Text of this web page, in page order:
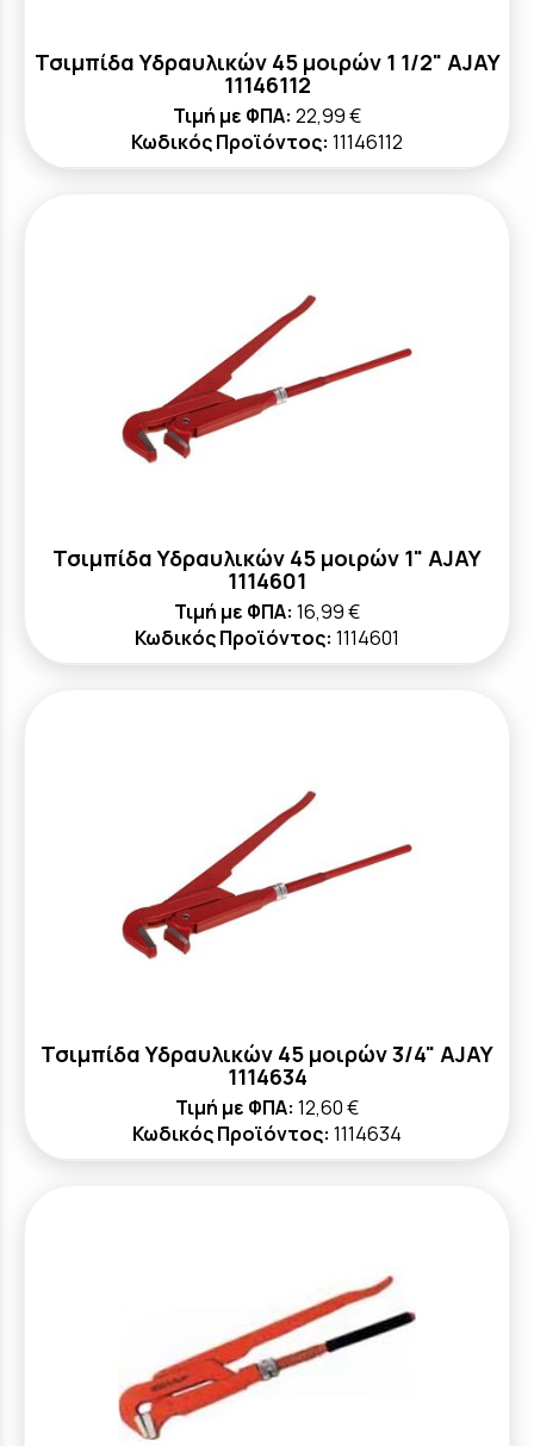
Τσιμπίδα Υδραυλικών 45 μοιρών 1 1/2" AJAY
11146112
Τιμή με ΦΠΑ: 22,99 €
Κωδικός Προϊόντος: 11146112
Τσιμπίδα Υδραυλικών 45 μοιρών 1" AJAY
1114601
Τιμή με ΦΠΑ: 16,99 €
Κωδικός Προϊόντος: 1114601
Τσιμπίδα Υδραυλικών 45 μοιρών 3/4" AJAY
1114634
Τιμή με ΦΠΑ: 12,60 €
Κωδικός Προϊόντος: 1114634